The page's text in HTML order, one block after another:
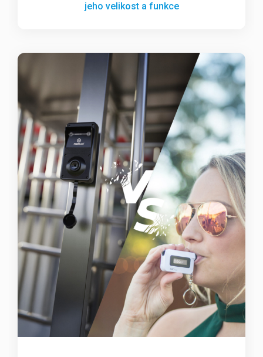
jeho velikost a funkce